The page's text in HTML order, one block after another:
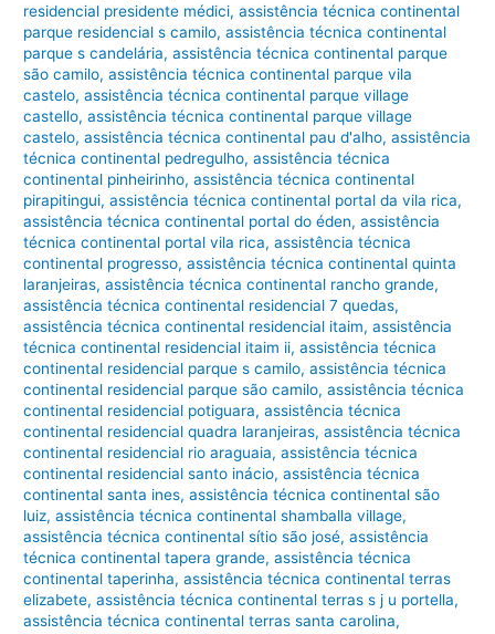
residencial presidente médici,assistência técnica continental
parque residencial s camilo,assistência técnica continental
parque s candelária,assistência técnica continental parque
são camilo,assistência técnica continental parque vila
castelo,assistência técnica continental parque village
castello,assistência técnica continental parque village
castelo,assistência técnica continental pau d'alho,assistência
técnica continental pedregulho,assistência técnica
continental pinheirinho,assistência técnica continental
pirapitingui,assistência técnica continental portal da vila rica,
assistência técnica continental portal do éden,assistência
técnica continental portal vila rica,assistência técnica
continental progresso,assistência técnica continental quinta
laranjeiras,assistência técnica continental rancho grande,
assistência técnica continental residencial 7 quedas,
assistência técnica continental residencial itaim,assistência
técnica continental residencial itaim ii,assistência técnica
continental residencial parque s camilo,assistência técnica
continental residencial parque são camilo,assistência técnica
continental residencial potiguara,assistência técnica
continental residencial quadra laranjeiras,assistência técnica
continental residencial rio araguaia,assistência técnica
continental residencial santo inácio,assistência técnica
continental santa ines,assistência técnica continental são
luiz,assistência técnica continental shamballa village,
assistência técnica continental sítio são josé,assistência
técnica continental tapera grande,assistência técnica
continental taperinha,assistência técnica continental terras
elizabete,assistência técnica continental terras s j u portella,
assistência técnica continental terras santa carolina,